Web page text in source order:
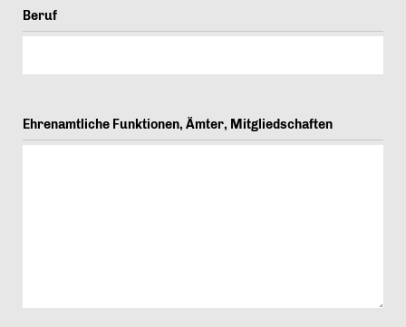
Beruf
Ehrenamtliche Funktionen, Ämter, Mitgliedschaften